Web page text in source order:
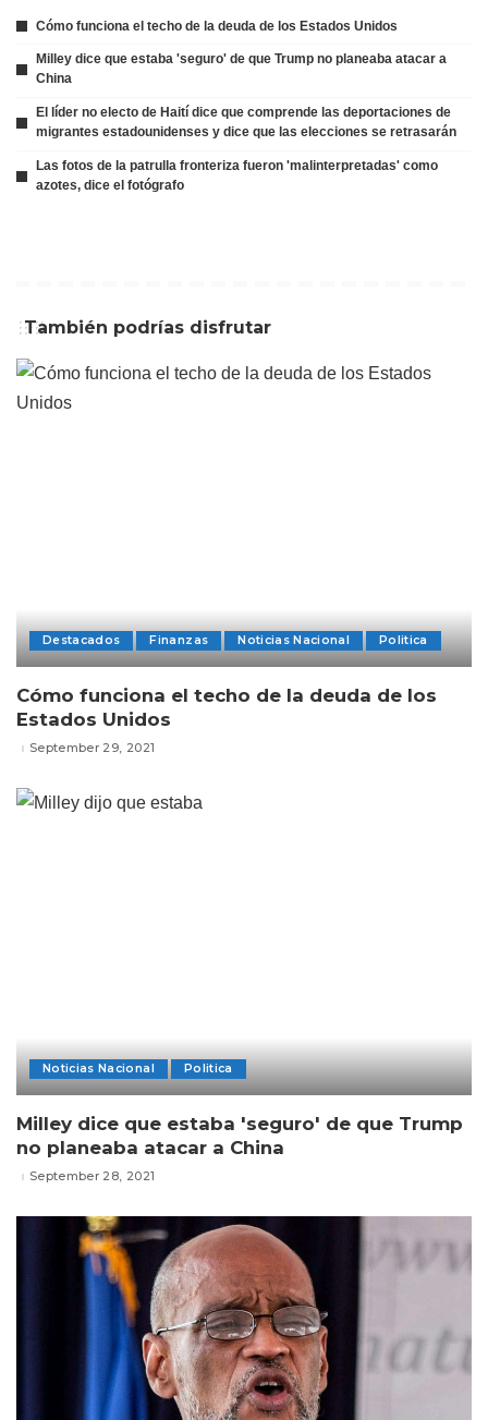
Cómo funciona el techo de la deuda de los Estados Unidos
Milley dice que estaba 'seguro' de que Trump no planeaba atacar a
China
El líder no electo de Haití dice que comprende las deportaciones de
migrantes estadounidenses y dice que las elecciones se retrasarán
Las fotos de la patrulla fronteriza fueron 'malinterpretadas' como
azotes, dice el fotógrafo
También podrías disfrutar
Destacados Finanzas Noticias Nacional Politica
Cómo funciona el techo de la deuda de los
Estados Unidos
September 29, 2021
Noticias Nacional Politica
Milley dice que estaba 'seguro' de que Trump
no planeaba atacar a China
September 28, 2021